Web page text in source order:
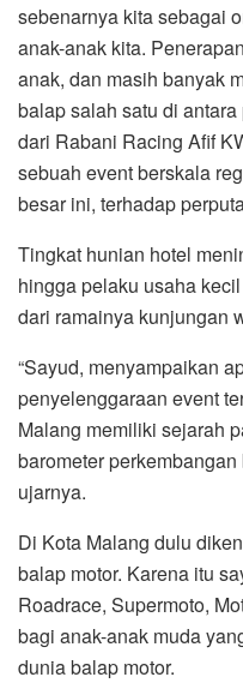
sebenarnya kita sebagai
anak-anak kita.
anak, dan masih banyak
balap salah satu di
dari Rabani Racing Afif
sebuah event berskala
besar ini, terhadap
Tingkat hunian hotel
hingga pelaku usaha
dari ramainya kunjungan
“Sayud, menyampaikan
penyelenggaraan event
Malang memiliki sejarah
barometer
ujarnya.
Di Kota Malang dulu
balap motor. Karena itu
Roadrace, Supermoto,
bagi anak-anak muda
dunia balap motor.